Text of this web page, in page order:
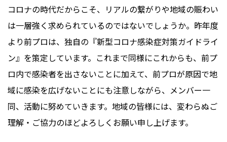
コロナの時代だからこそ、リアルの繋がりや地域の賑わい
は一層強く求められているのではないでしょうか。昨年度
より前プロは、独自の『新型コロナ感染症対策ガイドライ
ン』を策定しています。これまで同様にこれからも、前プ
ロ内で感染者を出さないことに加えて、前プロが原因で地
域に感染を広げないことにも注意しながら、メンバー一
同、活動に努めていきます。地域の皆様には、変わらぬご
理解・ご協力のほどよろしくお願い申し上げます。